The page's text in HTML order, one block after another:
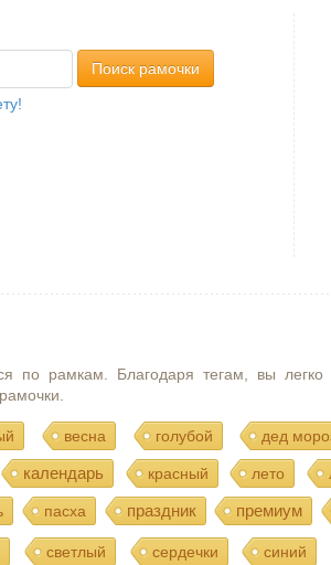
Поиск рамочки
по рамкам. Благодаря тегам, вы
весна голубой дед
календарь красный лето
пасха праздник премиум
светлый сердечки синий